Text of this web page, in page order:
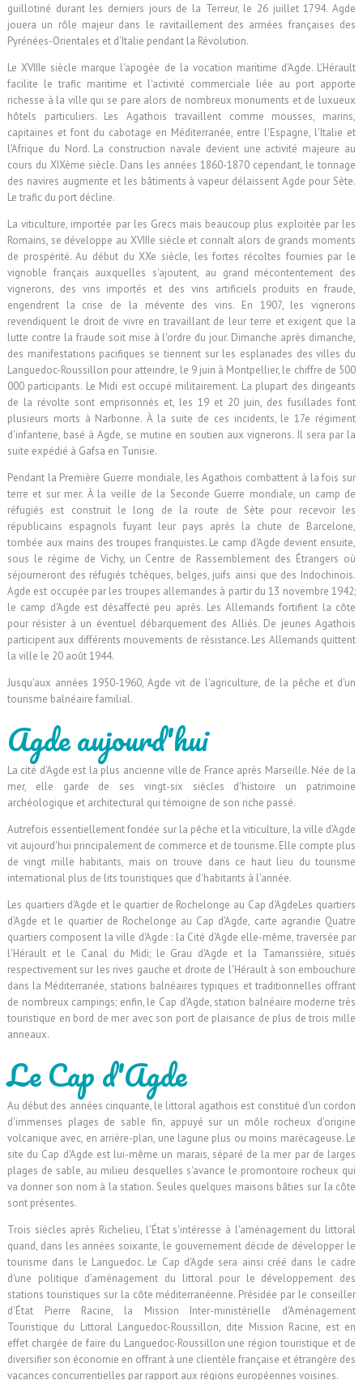
guillotiné durant les derniers jours de la Terreur, le 26 juillet 1794. Agde
jouera un rôle majeur dans le ravitaillement des armées françaises des
Pyrénées-Orientales et d'Italie pendant la Révolution.
Le XVIIIe siècle marque l'apogée de la vocation maritime d'Agde. L'Hérault
facilite le trafic maritime et l'activité commerciale liée au port apporte
richesse à la ville qui se pare alors de nombreux monuments et de luxueux
hôtels particuliers. Les Agathois travaillent comme mousses, marins,
capitaines et font du cabotage en Méditerranée, entre l'Espagne, l'Italie et
l'Afrique du Nord. La construction navale devient une activité majeure au
cours du XIXème siècle. Dans les années 1860-1870 cependant, le tonnage
des navires augmente et les bâtiments à vapeur délaissent Agde pour Sète.
Le trafic du port décline.
La viticulture, importée par les Grecs mais beaucoup plus exploitée par les
Romains, se développe au XVIIIe siècle et connaît alors de grands moments
de prospérité. Au début du XXe siècle, les fortes récoltes fournies par le
vignoble français auxquelles s'ajoutent, au grand mécontentement des
vignerons, des vins importés et des vins artificiels produits en fraude,
engendrent la crise de la mévente des vins. En 1907, les vignerons
revendiquent le droit de vivre en travaillant de leur terre et exigent que la
lutte contre la fraude soit mise à l'ordre du jour. Dimanche après dimanche,
des manifestations pacifiques se tiennent sur les esplanades des villes du
Languedoc-Roussillon pour atteindre, le 9 juin à Montpellier, le chiffre de 500
000 participants. Le Midi est occupé militairement. La plupart des dirigeants
de la révolte sont emprisonnés et, les 19 et 20 juin, des fusillades font
plusieurs morts à Narbonne. À la suite de ces incidents, le 17e régiment
d'infanterie, basé à Agde, se mutine en soutien aux vignerons. Il sera par la
suite expédié à Gafsa en Tunisie.
Pendant la Première Guerre mondiale, les Agathois combattent à la fois sur
terre et sur mer. À la veille de la Seconde Guerre mondiale, un camp de
réfugiés est construit le long de la route de Sète pour recevoir les
républicains espagnols fuyant leur pays après la chute de Barcelone,
tombée aux mains des troupes franquistes. Le camp d'Agde devient ensuite,
sous le régime de Vichy, un Centre de Rassemblement des Étrangers où
séjourneront des réfugiés tchèques, belges, juifs ainsi que des Indochinois.
Agde est occupée par les troupes allemandes à partir du 13 novembre 1942;
le camp d'Agde est désaffecté peu après. Les Allemands fortifient la côte
pour résister à un éventuel débarquement des Alliés. De jeunes Agathois
participent aux différents mouvements de résistance. Les Allemands quittent
la ville le 20 août 1944.
Jusqu'aux années 1950-1960, Agde vit de l'agriculture, de la pêche et d'un
tourisme balnéaire familial.
Agde aujourd'hui
La cité d'Agde est la plus ancienne ville de France après Marseille. Née de la
mer, elle garde de ses vingt-six siècles d'histoire un patrimoine
archéologique et architectural qui témoigne de son riche passé.
Autrefois essentiellement fondée sur la pêche et la viticulture, la ville d'Agde
vit aujourd'hui principalement de commerce et de tourisme. Elle compte plus
de vingt mille habitants, mais on trouve dans ce haut lieu du tourisme
international plus de lits touristiques que d'habitants à l'année.
Les quartiers d'Agde et le quartier de Rochelonge au Cap d'AgdeLes quartiers
d'Agde et le quartier de Rochelonge au Cap d'Agde, carte agrandie Quatre
quartiers composent la ville d'Agde : la Cité d'Agde elle-même, traversée par
l'Hérault et le Canal du Midi; le Grau d'Agde et la Tamarissière, situés
respectivement sur les rives gauche et droite de l'Hérault à son embouchure
dans la Méditerranée, stations balnéaires typiques et traditionnelles offrant
de nombreux campings; enfin, le Cap d'Agde, station balnéaire moderne très
touristique en bord de mer avec son port de plaisance de plus de trois mille
anneaux.
Le Cap d'Agde
Au début des années cinquante, le littoral agathois est constitué d'un cordon
d'immenses plages de sable fin, appuyé sur un môle rocheux d'origine
volcanique avec, en arrière-plan, une lagune plus ou moins marécageuse. Le
site du Cap d'Agde est lui-même un marais, séparé de la mer par de larges
plages de sable, au milieu desquelles s'avance le promontoire rocheux qui
va donner son nom à la station. Seules quelques maisons bâties sur la côte
sont présentes.
Trois siècles après Richelieu, l'État s'intéresse à l'aménagement du littoral
quand, dans les années soixante, le gouvernement décide de développer le
tourisme dans le Languedoc. Le Cap d'Agde sera ainsi créé dans le cadre
d'une politique d'aménagement du littoral pour le développement des
stations touristiques sur la côte méditerranéenne. Présidée par le conseiller
d'État Pierre Racine, la Mission Inter-ministérielle d'Aménagement
Touristique du Littoral Languedoc-Roussillon, dite Mission Racine, est en
effet chargée de faire du Languedoc-Roussillon une région touristique et de
diversifier son économie en offrant à une clientèle française et étrangère des
vacances concurrentielles par rapport aux régions européennes voisines.